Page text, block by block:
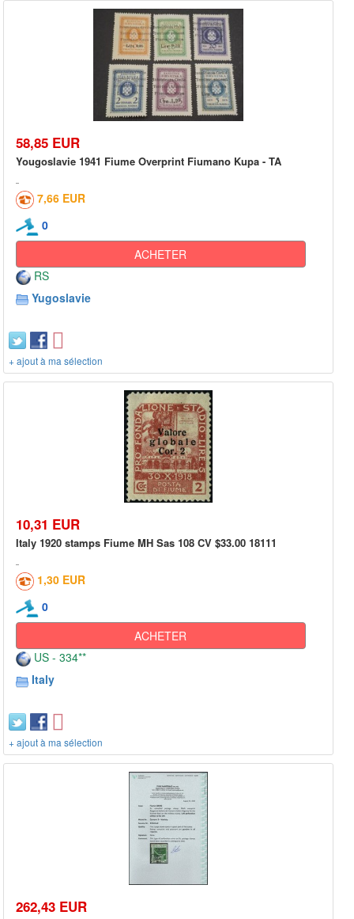
58,85 EUR
Yougoslavie 1941 Fiume Overprint Fiumano Kupa - TA
7,66 EUR
0
ACHETER
RS
Yugoslavie
+ ajout à ma sélection
10,31 EUR
Italy 1920 stamps Fiume MH Sas 108 CV $33.00 18111
1,30 EUR
0
ACHETER
US - 334**
Italy
+ ajout à ma sélection
262,43 EUR